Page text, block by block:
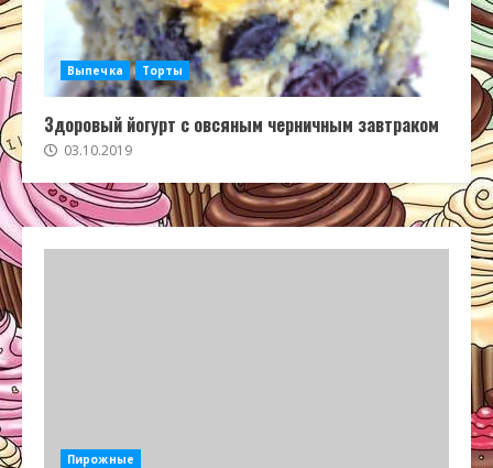
Выпечка Торты
Здоровый йогурт с овсяным черничным завтраком
03.10.2019
Пирожные